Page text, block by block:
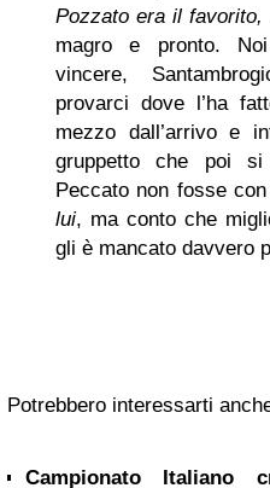
Pozzato era il favorito,
magro e pronto.
vincere,
provarci dove l’ha
mezzo dall’arrivo e
gruppetto che poi
Peccato non fosse
lui, ma conto che
gli è mancato davvero
Potrebbero interessarti
Campionato Italiano